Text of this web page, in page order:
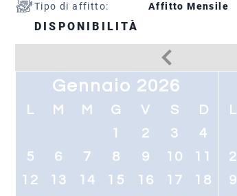
Tipo di affitto:
Affitto Mensile
DISPONIBILITÀ
Gennaio 2026
L M M G V S
D
1
2 3
4
5
6 7 8 9 10
11
12
13 14 15 16 17
18
L
2
9